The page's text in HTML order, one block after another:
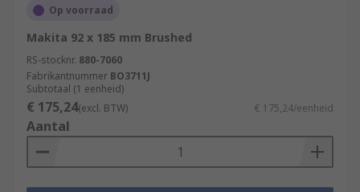
Op voorraad
Makita 92 x 185 mm Brushed
RS-stocknr. 880-7060
Fabrikantnummer BO3711J
Subtotaal (1 eenheid)
€ 175,24(excl. BTW) € 175,24/eenheid
Aantal